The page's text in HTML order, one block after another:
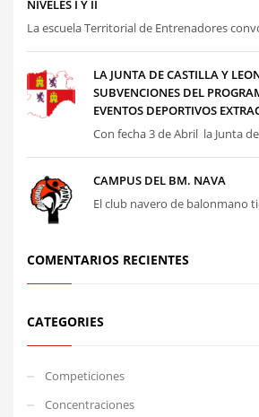
NIVELES I Y II
La escuela Territorial de Entrenadores
LA JUNTA DE CASTILLA Y
SUBVENCIONES DEL
EVENTOS DEPORTIVOS
Con fecha 3 de Abril la Junta
CAMPUS DEL BM. NAVA
El club navero de balonmano
COMENTARIOS RECIENTES
CATEGORIES
Competiciones
Concentraciones